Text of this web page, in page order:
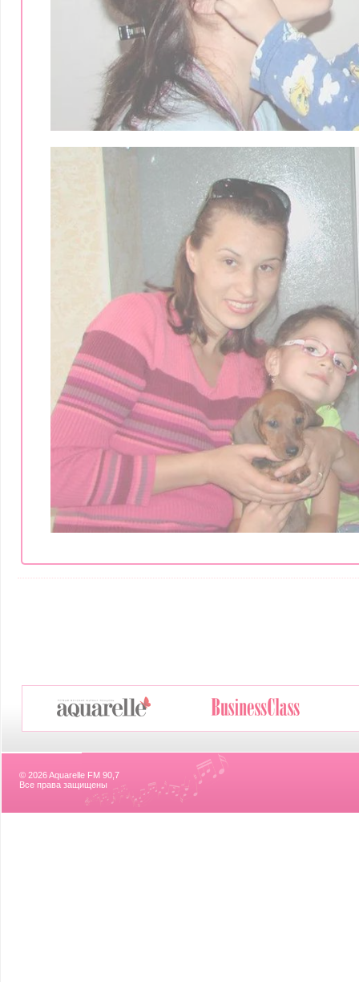
© 2026 Aquarelle FM 90,7
Все права защищены